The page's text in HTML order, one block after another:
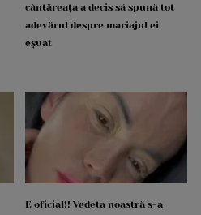
cântăreața a decis să spună tot
adevărul despre mariajul ei
eșuat
E oficial!! Vedeta noastră s-a